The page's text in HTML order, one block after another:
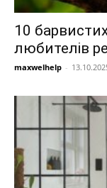
10
любителів
maxwelhelp -